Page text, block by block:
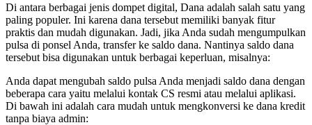
Di antara berbagai jenis dompet digital, Dana adalah salah satu yang
paling populer. Ini karena dana tersebut memiliki banyak fitur
praktis dan mudah digunakan. Jadi, jika Anda sudah mengumpulkan
pulsa di ponsel Anda, transfer ke saldo dana. Nantinya saldo dana
tersebut bisa digunakan untuk berbagai keperluan, misalnya:
Anda dapat mengubah saldo pulsa Anda menjadi saldo dana dengan
beberapa cara yaitu melalui kontak CS resmi atau melalui aplikasi.
Di bawah ini adalah cara mudah untuk mengkonversi ke dana kredit
tanpa biaya admin: